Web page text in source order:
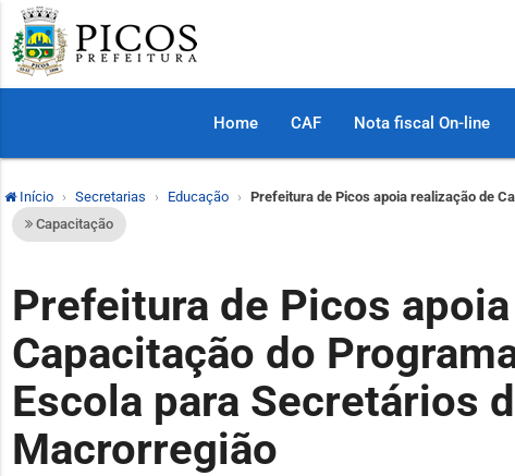
Home CAF Nota fiscal On-line
Início Secretarias Educação
Prefeitura de Picos apoia realização de
Capacitação
Prefeitura de Picos
Capacitação do
Escola para Secretários
Macrorregião